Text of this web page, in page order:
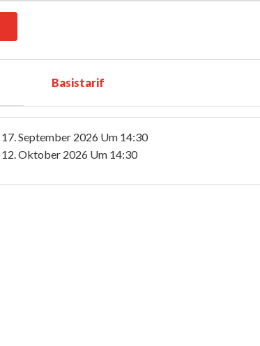
Basistarif
17. September 2026 Um 14:30
12. Oktober 2026 Um 14:30